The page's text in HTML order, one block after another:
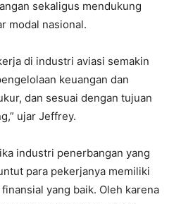
sekaligus mendukung
modal nasional.
di industri aviasi semakin
keuangan dan
dan sesuai dengan tujuan
ujar Jeffrey.
industri penerbangan yang
para pekerjanya memiliki
yang baik. Oleh karena